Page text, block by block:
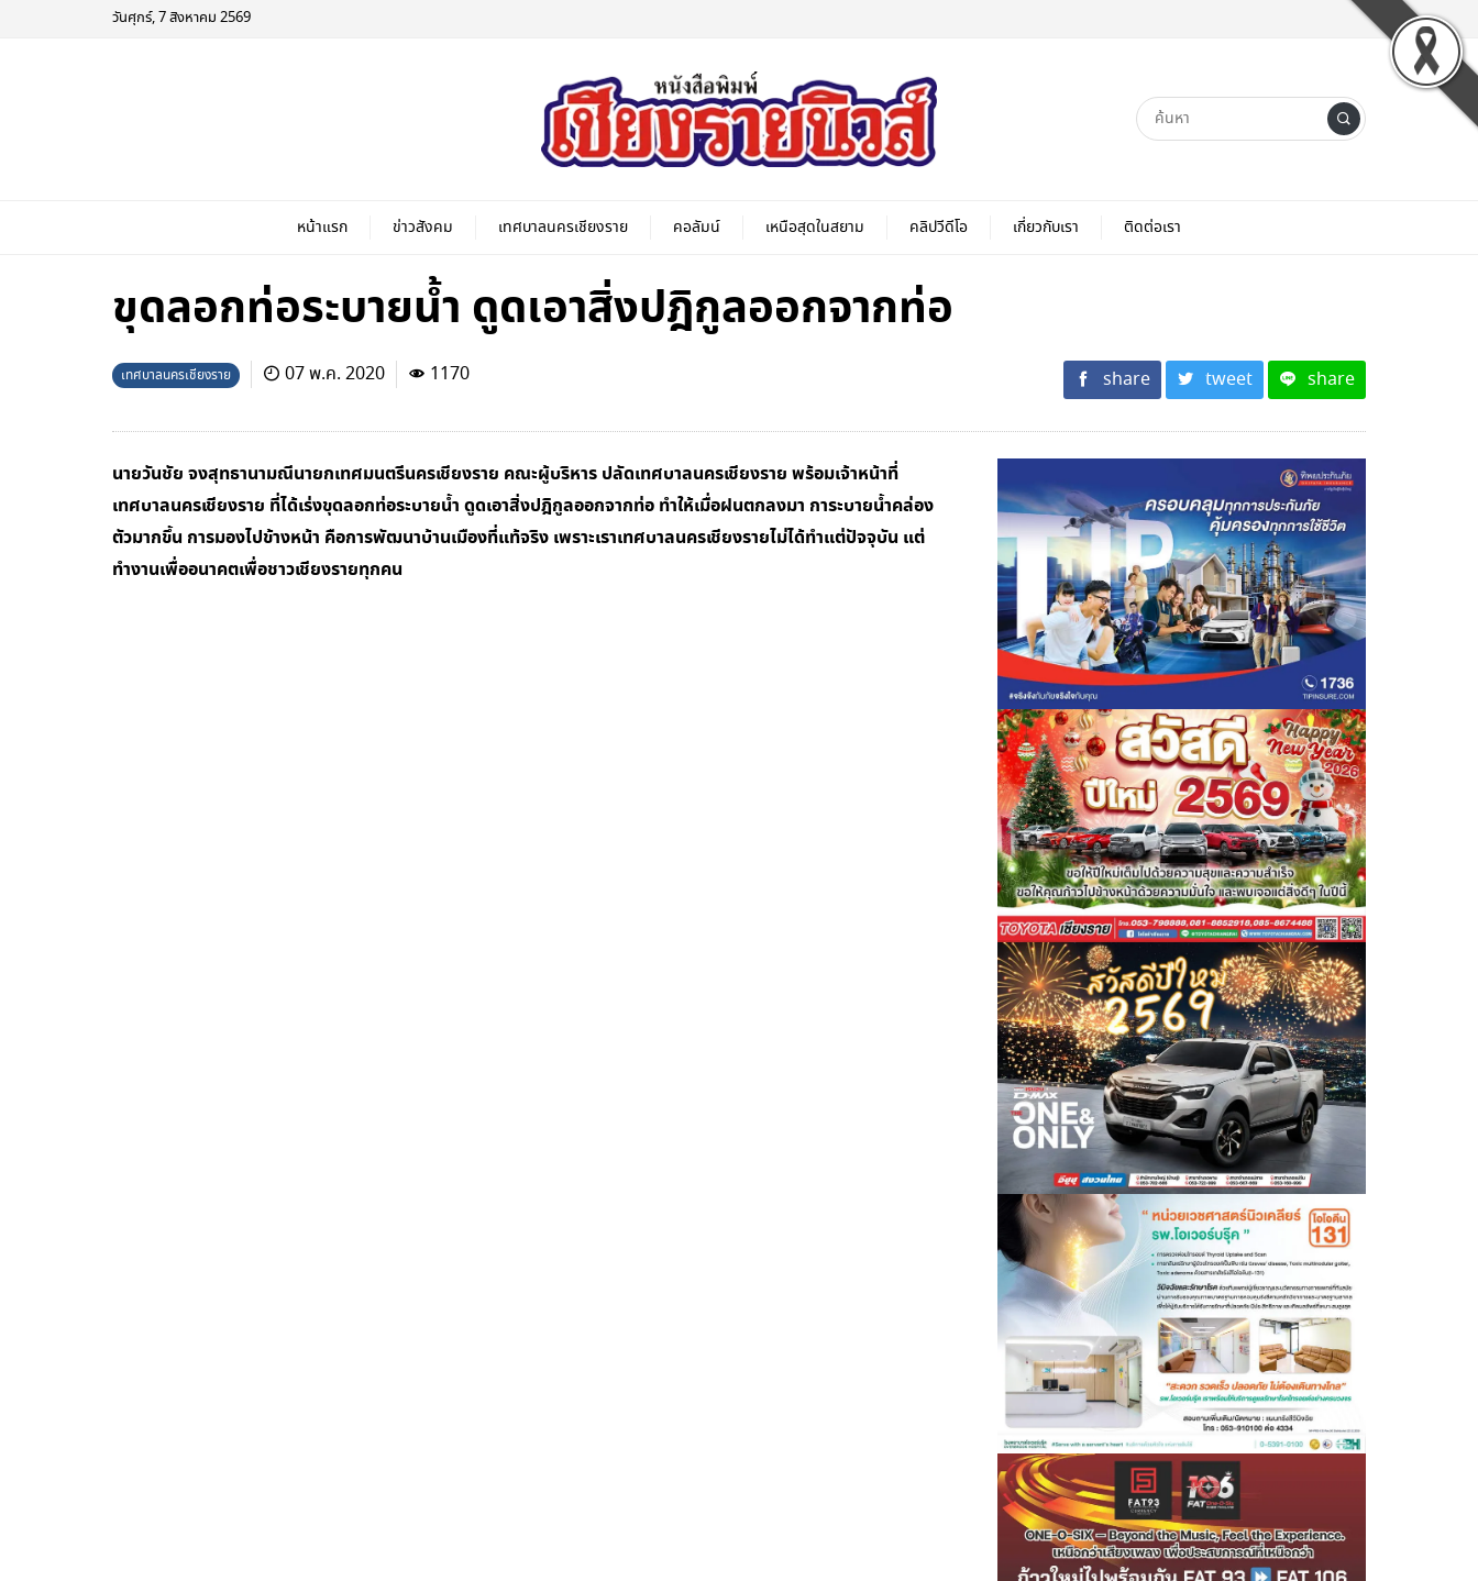
วันศุกร์, 7 สิงหาคม 2569
หน้าแรก ข่าวสังคม เทศบาลนครเชียงราย คอลัมน์ เหนือสุดในสยาม คลิปวีดีโอ เกี่ยวกับเรา ติดต่อเรา
ขุดลอกท่อระบายน้ำ ดูดเอาสิ่งปฎิกูลออกจากท่อ
เทศบาลนครเชียงราย 07 พ.ค. 2020 1170 share tweet share
นายวันชัย จงสุทธานามณีนายกเทศมนตรีนครเชียงราย คณะผู้บริหาร ปลัดเทศบาลนครเชียงราย พร้อมเจ้าหน้าที่
เทศบาลนครเชียงราย ที่ได้เร่งขุดลอกท่อระบายน้ำ ดูดเอาสิ่งปฎิกูลออกจากท่อ ทำให้เมื่อฝนตกลงมา การะบายน้ำคล่อง
ตัวมากขึ้น การมองไปข้างหน้า คือการพัฒนาบ้านเมืองที่แท้จริง เพราะเราเทศบาลนครเชียงรายไม่ได้ทำแต่ปัจจุบัน แต่
ทำงานเพื่ออนาคตเพื่อชาวเชียงรายทุกคน